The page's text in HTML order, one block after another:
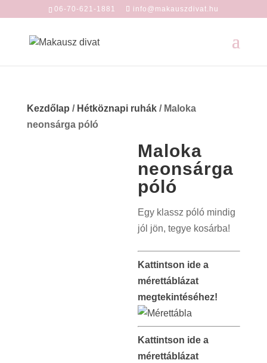
06-70-621-1881 info@makauszdivat.hu
Kezdőlap / Hétköznapi ruhák/ Maloka
neonsárga póló
Maloka
neonsárga
póló
Egy klassz póló mindig
jól jön, tegye kosárba!
Kattintson ide a
mérettáblázat
megtekintéséhez!
Kattintson ide a
mérettáblázat